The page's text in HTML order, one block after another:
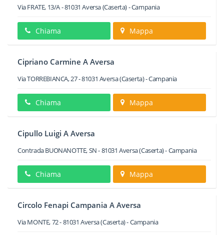
Via FRATE, 13/A-81031 Aversa(Caserta) -Campania
Chiama Mappa
Cipriano Carmine A Aversa
Via TORREBIANCA, 27-81031 Aversa(Caserta) -Campania
Chiama Mappa
Cipullo Luigi A Aversa
Contrada BUONANOTTE, SN-81031 Aversa(Caserta) -Campania
Chiama Mappa
Circolo Fenapi Campania A Aversa
Via MONTE, 72-81031 Aversa(Caserta) -Campania